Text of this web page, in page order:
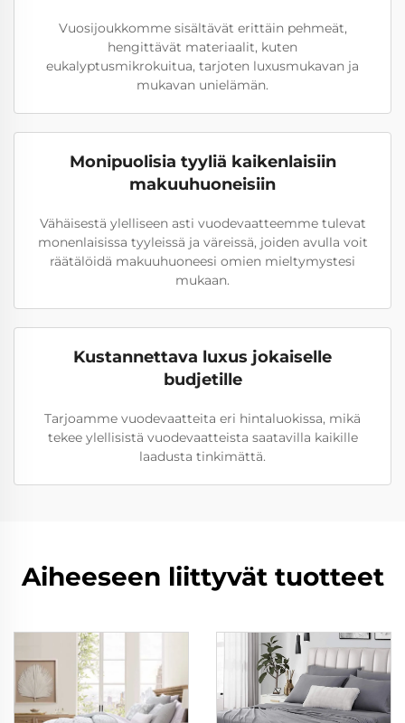
Vuosijoukkomme sisältävät erittäin pehmeät,
hengittävät materiaalit, kuten
eukalyptusmikrokuitua, tarjoten luxusmukavan ja
mukavan unielämän.
Monipuolisia tyyliä kaikenlaisiin
makuuhuoneisiin
Vähäisestä ylelliseen asti vuodevaatteemme tulevat
monenlaisissa tyyleissä ja väreissä, joiden avulla voit
räätälöidä makuuhuoneesi omien mieltymystesi
mukaan.
Kustannettava luxus jokaiselle
budjetille
Tarjoamme vuodevaatteita eri hintaluokissa, mikä
tekee ylellisistä vuodevaatteista saatavilla kaikille
laadusta tinkimättä.
Aiheeseen liittyvät tuotteet